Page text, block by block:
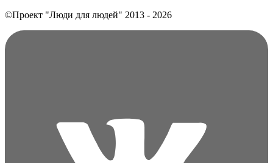
©Проект "Люди для людей" 2013 - 2026